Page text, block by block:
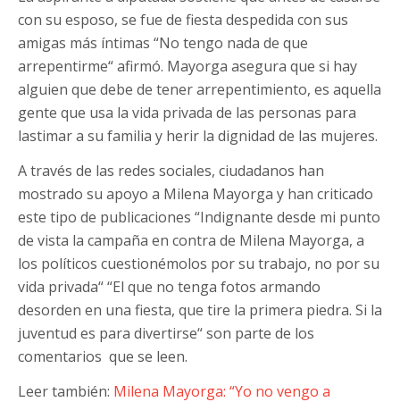
con su esposo, se fue de fiesta despedida con sus
amigas más íntimas “No tengo nada de que
arrepentirme“ afirmó. Mayorga asegura que si hay
alguien que debe de tener arrepentimiento, es aquella
gente que usa la vida privada de las personas para
lastimar a su familia y herir la dignidad de las mujeres.
A través de las redes sociales, ciudadanos han
mostrado su apoyo a Milena Mayorga y han criticado
este tipo de publicaciones “Indignante desde mi punto
de vista la campaña en contra de Milena Mayorga, a
los políticos cuestionémolos por su trabajo, no por su
vida privada“ “El que no tenga fotos armando
desorden en una fiesta, que tire la primera piedra. Si la
juventud es para divertirse“ son parte de los
comentarios que se leen.
Leer también: Milena Mayorga: “Yo no vengo a